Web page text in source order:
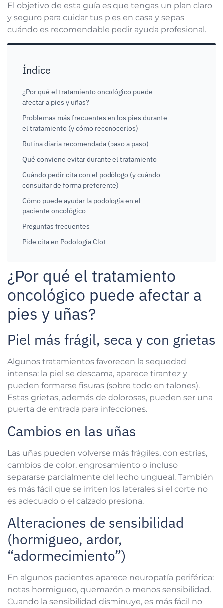
El objetivo de esta guía es que tengas un plan claro
y seguro para cuidar tus pies en casa y sepas
cuándo es recomendable pedir ayuda profesional.
Índice
¿Por qué el tratamiento oncológico puede
afectar a pies y uñas?
Problemas más frecuentes en los pies durante
el tratamiento (y cómo reconocerlos)
Rutina diaria recomendada (paso a paso)
Qué conviene evitar durante el tratamiento
Cuándo pedir cita con el podólogo (y cuándo
consultar de forma preferente)
Cómo puede ayudar la podología en el
paciente oncológico
Preguntas frecuentes
Pide cita en Podología Clot
¿Por qué el tratamiento
oncológico puede afectar a
pies y uñas?
Piel más frágil, seca y con grietas
Algunos tratamientos favorecen la sequedad
intensa: la piel se descama, aparece tirantez y
pueden formarse fisuras (sobre todo en talones).
Estas grietas, además de dolorosas, pueden ser una
puerta de entrada para infecciones.
Cambios en las uñas
Las uñas pueden volverse más frágiles, con estrías,
cambios de color, engrosamiento o incluso
separarse parcialmente del lecho ungueal. También
es más fácil que se irriten los laterales si el corte no
es adecuado o el calzado presiona.
Alteraciones de sensibilidad
(hormigueo, ardor,
“adormecimiento”)
En algunos pacientes aparece neuropatía periférica:
notas hormigueo, quemazón o menos sensibilidad.
Cuando la sensibilidad disminuye, es más fácil no